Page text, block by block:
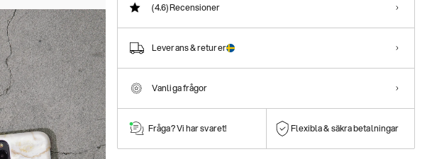
(4.6)Recensioner
Leverans & returer
Vanliga frågor
Fråga? Vi har svaret! Flexibla & säkra betalningar